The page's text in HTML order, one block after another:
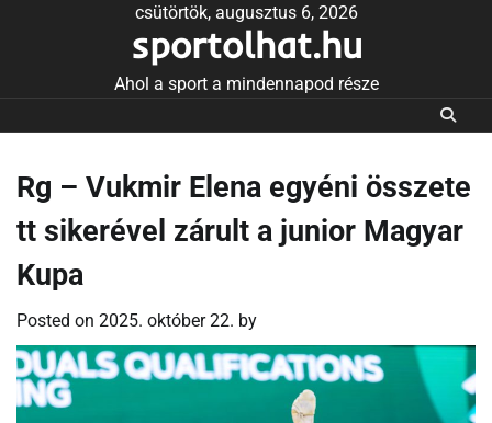
csütörtök, augusztus 6, 2026
sportolhat.hu
Ahol a sport a mindennapod része
Rg – Vukmir Elena egyéni összete
tt sikerével zárult a junior Magyar
Kupa
Posted on 2025. október 22. by